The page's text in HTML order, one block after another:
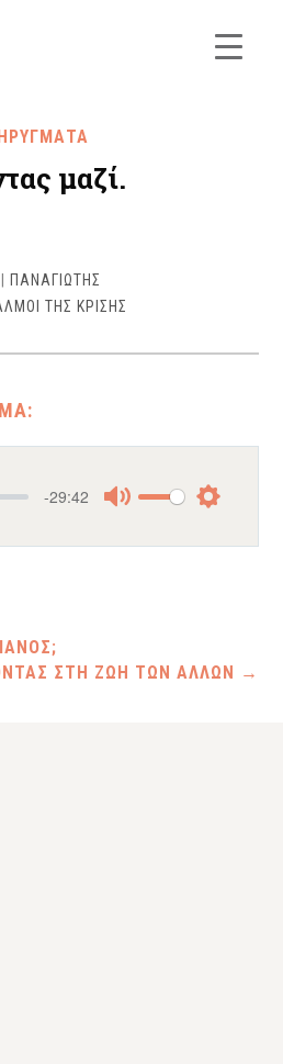
μαζί.
ΠΑΝΑΓΙΩΤΗΣ
ΤΗΣ ΚΡΙΣΗΣ
-29:42
ΣΤΗ ΖΩΗ ΤΩΝ ΑΛΛΩΝ →